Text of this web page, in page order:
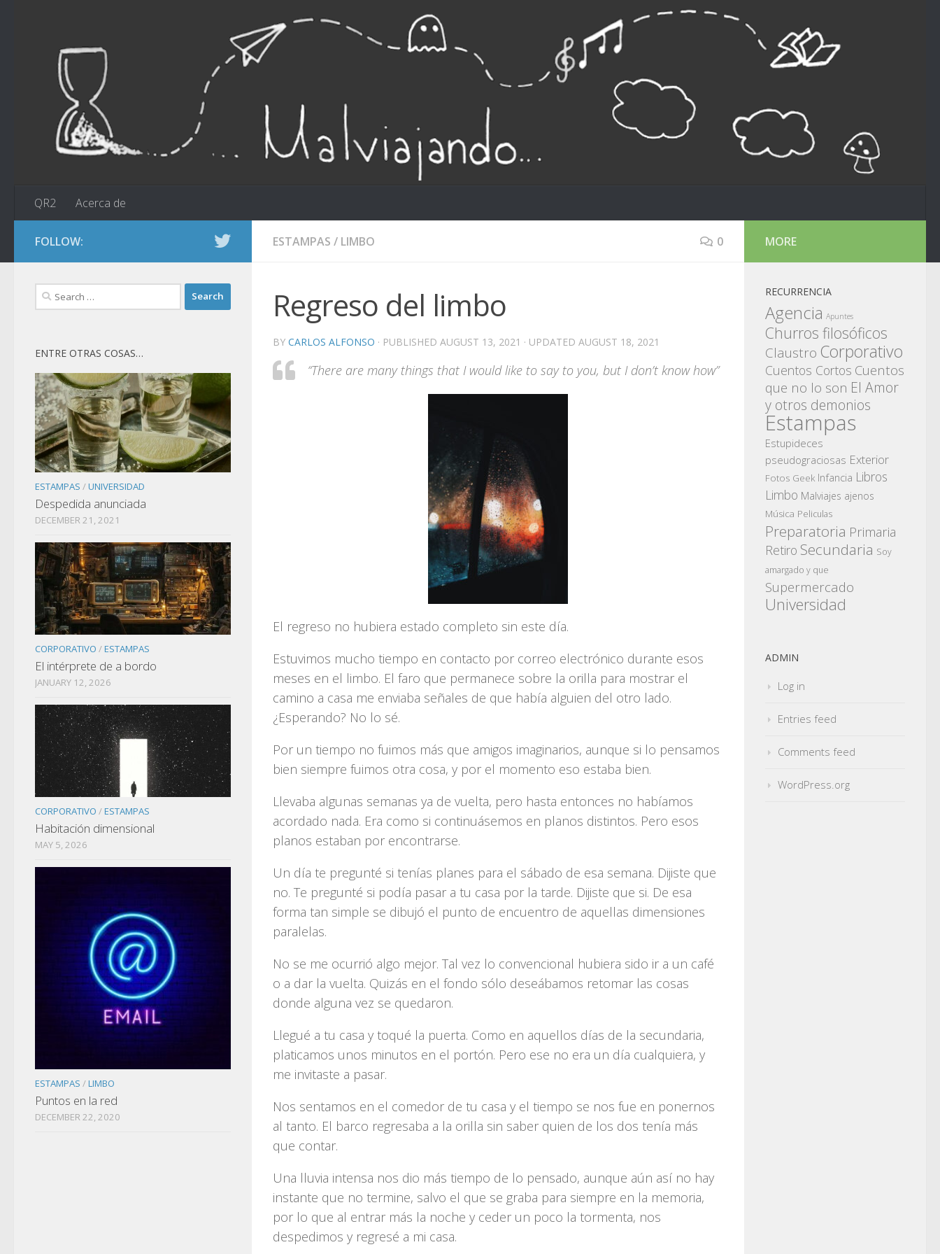
QR2 Acerca de
ESTAMPAS / LIMBO 0
Regreso del limbo
BY CARLOS ALFONSO · PUBLISHED AUGUST 13, 2021 · UPDATED AUGUST 18, 2021
“There are many things that I would like to say to you, but I don’t know how”
El regreso no hubiera estado completo sin este día.
Estuvimos mucho tiempo en contacto por correo electrónico durante esos
meses en el limbo. El faro que permanece sobre la orilla para mostrar el
camino a casa me enviaba señales de que había alguien del otro lado.
¿Esperando? No lo sé.
Por un tiempo no fuimos más que amigos imaginarios, aunque si lo pensamos
bien siempre fuimos otra cosa, y por el momento eso estaba bien.
Llevaba algunas semanas ya de vuelta, pero hasta entonces no habíamos
acordado nada. Era como si continuásemos en planos distintos. Pero esos
planos estaban por encontrarse.
Un día te pregunté si tenías planes para el sábado de esa semana. Dijiste que
no. Te pregunté si podía pasar a tu casa por la tarde. Dijiste que si. De esa
forma tan simple se dibujó el punto de encuentro de aquellas dimensiones
paralelas.
No se me ocurrió algo mejor. Tal vez lo convencional hubiera sido ir a un café
o a dar la vuelta. Quizás en el fondo sólo deseábamos retomar las cosas
donde alguna vez se quedaron.
Llegué a tu casa y toqué la puerta. Como en aquellos días de la secundaria,
platicamos unos minutos en el portón. Pero ese no era un día cualquiera, y
me invitaste a pasar.
Nos sentamos en el comedor de tu casa y el tiempo se nos fue en ponernos
al tanto. El barco regresaba a la orilla sin saber quien de los dos tenía más
que contar.
Una lluvia intensa nos dio más tiempo de lo pensado, aunque aún así no hay
instante que no termine, salvo el que se graba para siempre en la memoria,
por lo que al entrar más la noche y ceder un poco la tormenta, nos
despedimos y regresé a mi casa.
FOLLOW:
Search
for:
ENTRE OTRAS COSAS…
ESTAMPAS /UNIVERSIDAD
Despedida anunciada
DECEMBER 21, 2021
CORPORATIVO /ESTAMPAS
El intérprete de a bordo
JANUARY 12, 2026
CORPORATIVO /ESTAMPAS
Habitación dimensional
MAY 5, 2026
ESTAMPAS /LIMBO
Puntos en la red
DECEMBER 22, 2020
MORE
RECURRENCIA
Agencia Apuntes
Churros filosóficos
Claustro Corporativo
Cuentos Cortos Cuentos
que no lo son El Amor
y otros demonios
Estampas
Estupideces
pseudograciosas Exterior
Fotos Geek Infancia Libros
Limbo Malviajes ajenos
Música Peliculas
Preparatoria Primaria
Retiro Secundaria Soy
amargado y que
Supermercado
Universidad
ADMIN
Log in
Entries feed
Comments feed
WordPress.org